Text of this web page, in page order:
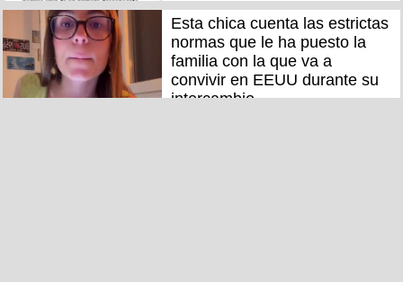
Esta chica cuenta las estrictas
normas que le ha puesto la
familia con la que va a
convivir en EEUU durante su
intercambio